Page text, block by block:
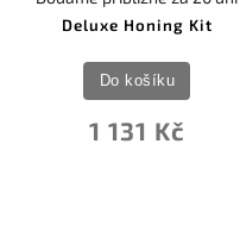
Deluxe Honing Kit
1 131 Kč
Do košíku